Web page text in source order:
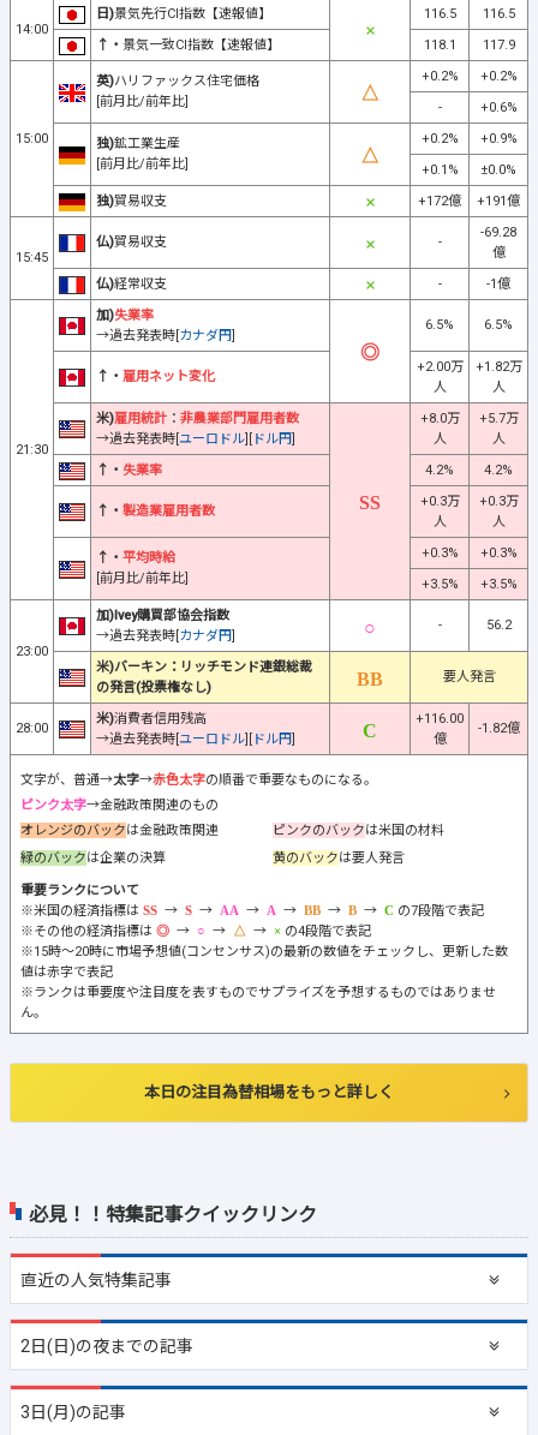
必見！！特集記事クイックリンク
直近の人気特集記事
2日(日)の夜までの記事
3日(月)の記事
14:00
日)景気先行CI指数【速報値】 116.5
116.5
↑・ 景気一致CI指数【速報値】 118.1 117.9
15:00
英)ハリファックス住宅価格
[前月比/前年比]
+0.2%
+0.2%
-
+0.6%
独)鉱工業生産
[前月比/前年比]
+0.2%
+0.9%
+0.1%
±0.0%
独)貿易収支 +172億 +191億
15:45
仏)貿易収支 -
-69.28
億
仏)経常収支 - -1億
21:30
加)失業率
→過去発表時[カナダ円]
6.5% 6.5%
↑・ 雇用ネット変化
+2.00万
人
+1.82万
人
米)雇用統計 ： 非農業部門雇用者数
→過去発表時[ユーロドル][ ドル円]
+8.0万
人
+5.7万
人
↑・ 失業率 4.2% 4.2%
↑・ 製造業雇用者数
+0.3万
人
+0.3万
人
↑・ 平均時給
[前月比/前年比]
+0.3%
+0.3%
+3.5%
+3.5%
23:00
加)Ivey購買部協会指数
→過去発表時[カナダ円]
- 56.2
米)バーキン：リッチモンド連銀総裁
の発言(投票権なし)
要人発言
28:00
米)消費者信用残高
→過去発表時[ユーロドル][ ドル円]
+116.00
億
-1.82億
文字が、普通→太字→赤色太字の順番で重要なものになる。
ピンク太字→金融政策関連のもの
オレンジのバックは金融政策関連 ピンクのバックは米国の材料
緑のバックは企業の決算 黄のバックは要人発言
重要ランクについて
※米国の経済指標は
→ → → → → →
の7段階で表記
※その他の経済指標は
→ → →
の4段階で表記
※15時～20時に市場予想値(コンセンサス)の最新の数値をチェックし、更新した数
値は赤字で表記
※ランクは重要度や注目度を表すものでサプライズを予想するものではありませ
ん。
本日の注目為替相場をもっと詳しく